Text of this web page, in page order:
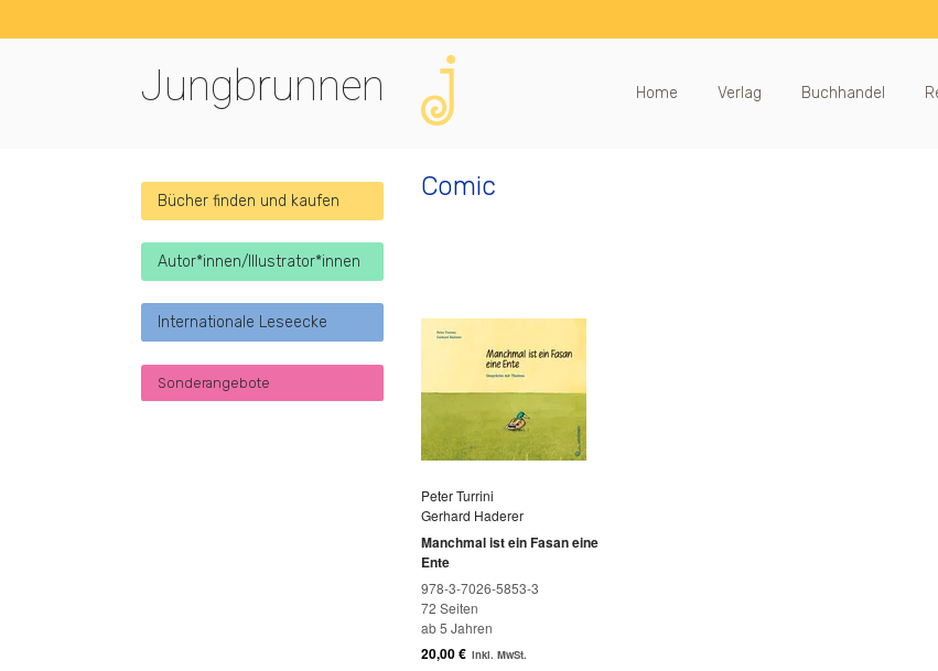
Jungbrunnen Home Verlag Buchhandel
Comic
Peter Turrini
Gerhard Haderer
Manchmal ist ein Fasan eine
Ente
978-3-7026-5853-3
72 Seiten
ab 5 Jahren
20,00€ inkl. MwSt.
Bücher finden und kaufen
Autor*innen/Illustrator*innen
Internationale Leseecke
Sonderangebote